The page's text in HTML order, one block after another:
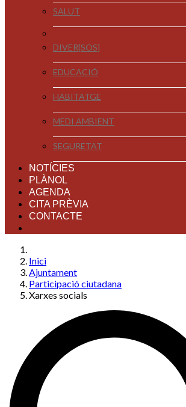
SALUT
DIVER[SOS]
EDUCACIÓ
HABITATGE
MEDI AMBIENT
SEGURETAT
NOTÍCIES
PLÀNOL
AGENDA
CITA PRÈVIA
CONTACTE
Inici
Ajuntament
Participació ciutadana
Xarxes socials